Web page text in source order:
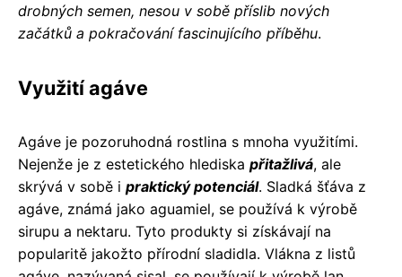
drobných semen, nesou v sobě příslib nových
začátků a pokračování fascinujícího příběhu.
Využití agáve
Agáve je pozoruhodná rostlina s mnoha využitími.
Nejenže je z estetického hlediska přitažlivá, ale
skrývá v sobě i praktický potenciál. Sladká šťáva z
agáve, známá jako aguamiel, se používá k výrobě
sirupu a nektaru. Tyto produkty si získávají na
popularitě jakožto přírodní sladidla. Vlákna z listů